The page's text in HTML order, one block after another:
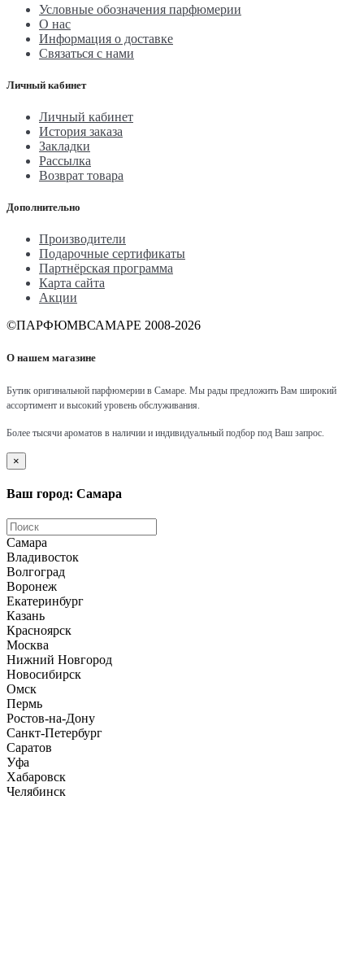
Условные обозначения парфюмерии
О нас
Информация о доставке
Связаться с нами
Личный кабинет
Личный кабинет
История заказа
Закладки
Рассылка
Возврат товара
Дополнительно
Производители
Подарочные сертификаты
Партнёрская программа
Карта сайта
Акции
©ПАРФЮМВСАМАРЕ 2008-2026
О нашем магазине
Бутик оригинальной парфюмерии в Самаре. Мы рады предложить Вам широкий
ассортимент и высокий уровень обслуживания.
Более тысячи ароматов в наличии и индивидуальный подбор под Ваш запрос.
×
Ваш город: Самара
Самара
Владивосток
Волгоград
Воронеж
Екатеринбург
Казань
Красноярск
Москва
Нижний Новгород
Новосибирск
Омск
Пермь
Ростов-на-Дону
Санкт-Петербург
Саратов
Уфа
Хабаровск
Челябинск